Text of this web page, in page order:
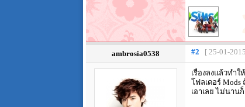
ambrosia0538 #2 [ 25-01-
เรื่องลงแล้วทำ
โฟลเดอร์
เอาเลย ไม่นานก็